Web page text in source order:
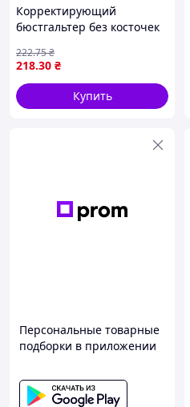
Корректирующий
бюстгальтер без косточек
218.30 ₴
222.75₴
Купить
Персональные товарные
подборки в приложении